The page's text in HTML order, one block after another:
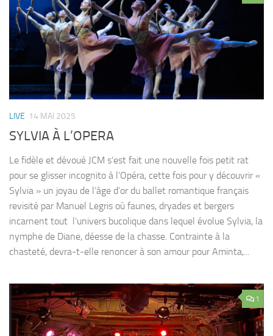
LIVE 14 MAI 2025
SYLVIA À L’OPERA
Le fidèle et dévoué JCM s’est fait une nouvelle fois petit rat
pour se glisser incognito à l’Opéra, cette fois pour y découvrir «
Sylvia » un joyau de l’âge d’or du ballet romantique français
revisité par Manuel Legris où faunes, dryades et bergers
incarnent tout l’univers bucolique dans lequel évolue Sylvia, la
nymphe de Diane, déesse de la chasse. Contrainte à la
chasteté, devra-t-elle renoncer à son amour pour Aminta,...
1